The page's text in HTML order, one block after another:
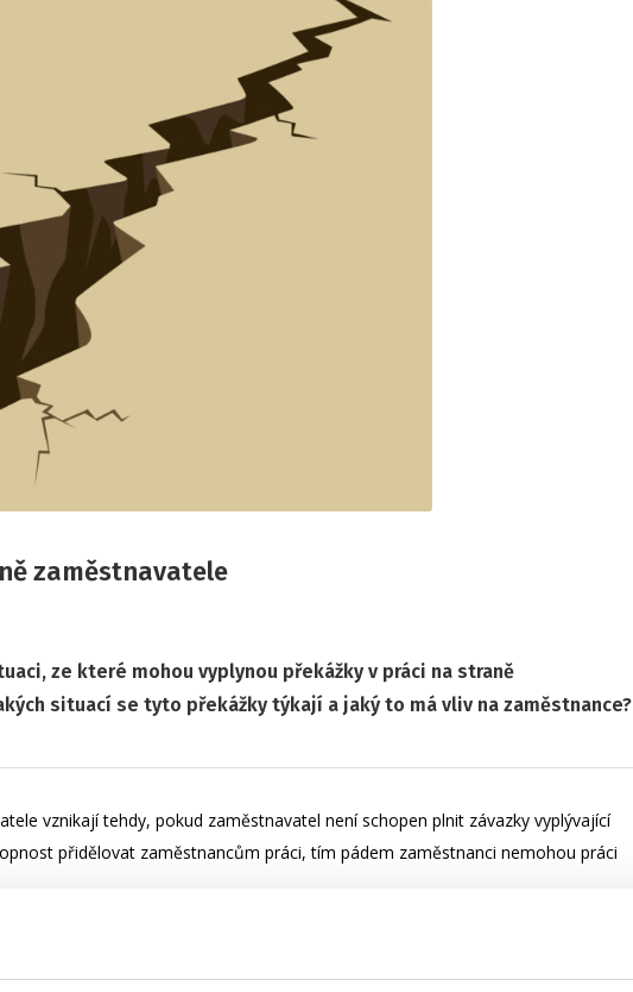
zaměstnavatele
ze které mohou vyplynou překážky v práci na straně
situací se tyto překážky týkají a jaký to má vliv na zaměstnance?
vznikají tehdy, pokud zaměstnavatel není schopen plnit závazky vyplývající
přidělovat zaměstnancům práci, tím pádem zaměstnanci nemohou práci
o situace jako je např. závada na stroji, zpožděná dodávka surovin a další.